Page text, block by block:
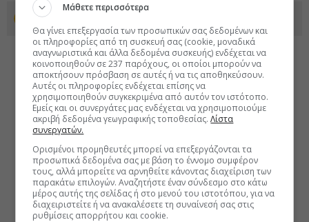
Προσθέστε το euro2day.gr στο Discover
Μάθετε περισσότερα
Θα γίνει επεξεργασία των προσωπικών σας δεδομένων και
οι πληροφορίες από τη συσκευή σας (cookie, μοναδικά
αναγνωριστικά και άλλα δεδομένα συσκευής) ενδέχεται να
κοινοποιηθούν σε 237 παρόχους, οι οποίοι μπορούν να
αποκτήσουν πρόσβαση σε αυτές ή να τις αποθηκεύσουν.
Αυτές οι πληροφορίες ενδέχεται επίσης να
χρησιμοποιηθούν συγκεκριμένα από αυτόν τον ιστότοπο.
Εμείς και οι συνεργάτες μας ενδέχεται να χρησιμοποιούμε
ακριβή δεδομένα γεωγραφικής τοποθεσίας.Λίστα
συνεργατών.
Ορισμένοι προμηθευτές μπορεί να επεξεργάζονται τα
προσωπικά δεδομένα σας με βάση το έννομο συμφέρον
τους, αλλά μπορείτε να αρνηθείτε κάνοντας διαχείριση των
παρακάτω επιλογών. Αναζητήστε έναν σύνδεσμο στο κάτω
μέρος αυτής της σελίδας ή στο μενού του ιστοτόπου, για να
διαχειριστείτε ή να ανακαλέσετε τη συναίνεσή σας στις
ρυθμίσεις απορρήτου και cookie.